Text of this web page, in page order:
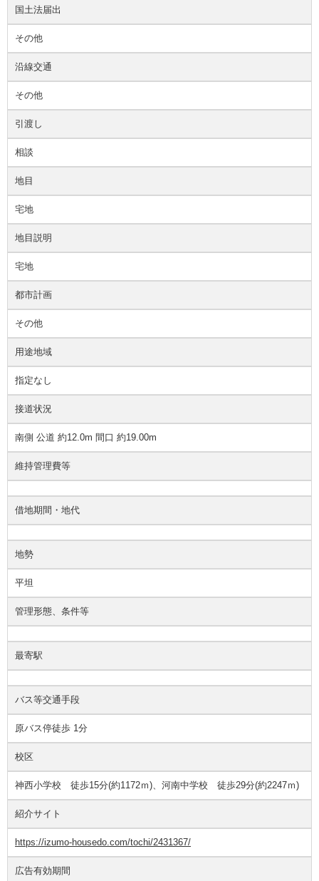
国土法届出
その他
沿線交通
その他
引渡し
相談
地目
宅地
地目説明
宅地
都市計画
その他
用途地域
指定なし
接道状況
南側 公道 約12.0m 間口 約19.00m
維持管理費等
借地期間・地代
地勢
平坦
管理形態、条件等
最寄駅
バス等交通手段
原バス停徒歩 1分
校区
神西小学校 徒歩15分(約1172ｍ)、河南中学校 徒歩29分(約2247ｍ)
紹介サイト
https://izumo-housedo.com/tochi/2431367/
広告有効期間